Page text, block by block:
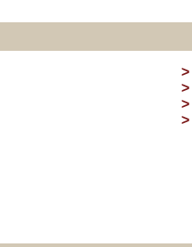
>
>
>
>